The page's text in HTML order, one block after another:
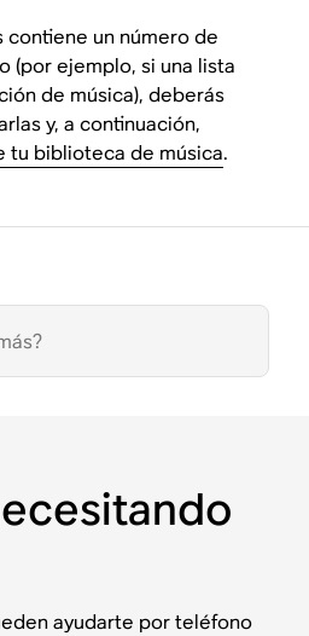
contiene un número de
(por ejemplo, si una lista
de música), deberás
y, a continuación,
tu biblioteca de música.
ayudarte por teléfono